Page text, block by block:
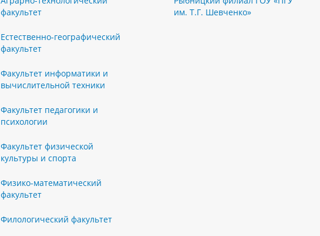
факультет
Естественно-географический
факультет
Факультет информатики и
вычислительной техники
Факультет педагогики и
психологии
Факультет физической
культуры и спорта
Физико-математический
факультет
Филологический факультет
им. Т.Г. Шевченко»